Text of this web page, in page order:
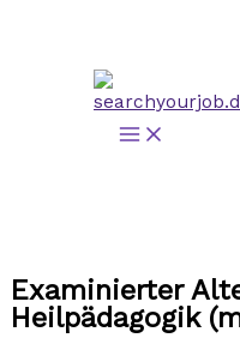
Examinierter
Heilpädagogik